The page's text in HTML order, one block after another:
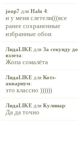
joop7 для Halo 4:
и у меня слетели(((все
ранее сохраненные
избранные обои
ЛидаLIKE для За секунду до
взлета:
Жопа сомалёта
ЛидаLIKE для Котэ-
аквариум:
это классно ))))))
ЛидаLIKE для Кулинар:
Да да точно